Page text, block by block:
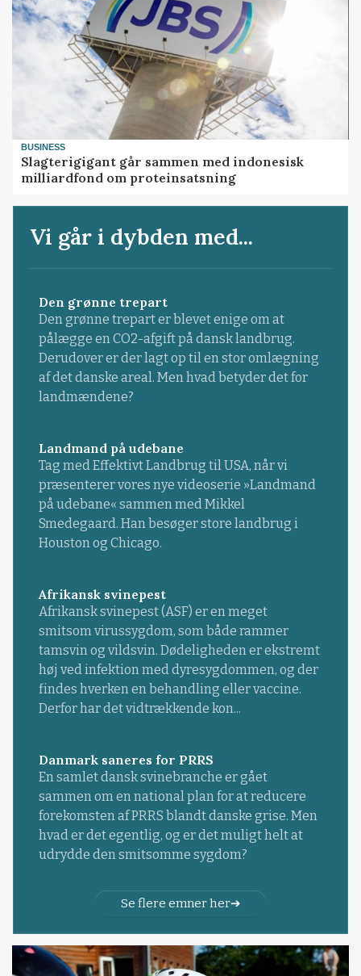
BUSINESS
Slagterigigant går sammen med indonesisk
milliardfond om proteinsatsning
Vi går i dybden med...
Den grønne trepart
Den grønne trepart er blevet enige om at
pålægge en CO2-afgift på dansk landbrug.
Derudover er der lagt op til en stor omlægning
af det danske areal. Men hvad betyder det for
landmændene?
Landmand på udebane
Tag med Effektivt Landbrug til USA, når vi
præsenterer vores nye videoserie »Landmand
på udebane« sammen med Mikkel
Smedegaard. Han besøger store landbrug i
Houston og Chicago.
Afrikansk svinepest
Afrikansk svinepest (ASF) er en meget
smitsom virussygdom, som både rammer
tamsvin og vildsvin. Dødeligheden er ekstremt
høj ved infektion med dyresygdommen, og der
findes hverken en behandling eller vaccine.
Derfor har det vidtrækkende kon...
Danmark saneres for PRRS
En samlet dansk svinebranche er gået
sammen om en national plan for at reducere
forekomsten af PRRS blandt danske grise. Men
hvad er det egentlig, og er det muligt helt at
udrydde den smitsomme sygdom?
Se flere emner her